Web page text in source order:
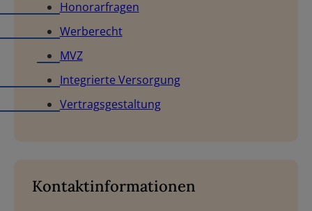
Honorarfragen
Werberecht
MVZ
Integrierte Versorgung
Vertragsgestaltung
Kontaktinformationen